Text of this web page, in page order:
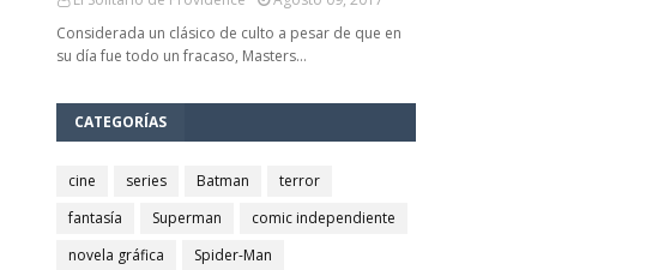
Considerada un clásico de culto a pesar de que en
su día fue todo un fracaso, Masters…
CATEGORÍAS
cine series Batman
terror
fantasía
Superman
comic independiente
novela gráfica
Spider-Man